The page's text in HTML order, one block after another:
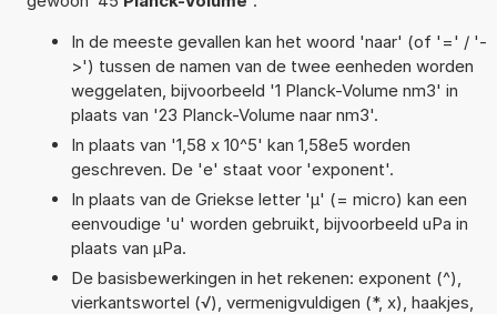
In de meeste gevallen kan het woord 'naar' (of '=' / '-
>') tussen de namen van de twee eenheden worden
weggelaten, bijvoorbeeld '1 Planck-Volume nm3' in
plaats van '23 Planck-Volume naar nm3'.
In plaats van '1,58 x 10^5' kan 1,58e5 worden
geschreven. De 'e' staat voor 'exponent'.
In plaats van de Griekse letter 'µ' (= micro) kan een
eenvoudige 'u' worden gebruikt, bijvoorbeeld uPa in
plaats van µPa.
De basisbewerkingen in het rekenen: exponent (^),
vierkantswortel (√), vermenigvuldigen (*, x), haakjes,